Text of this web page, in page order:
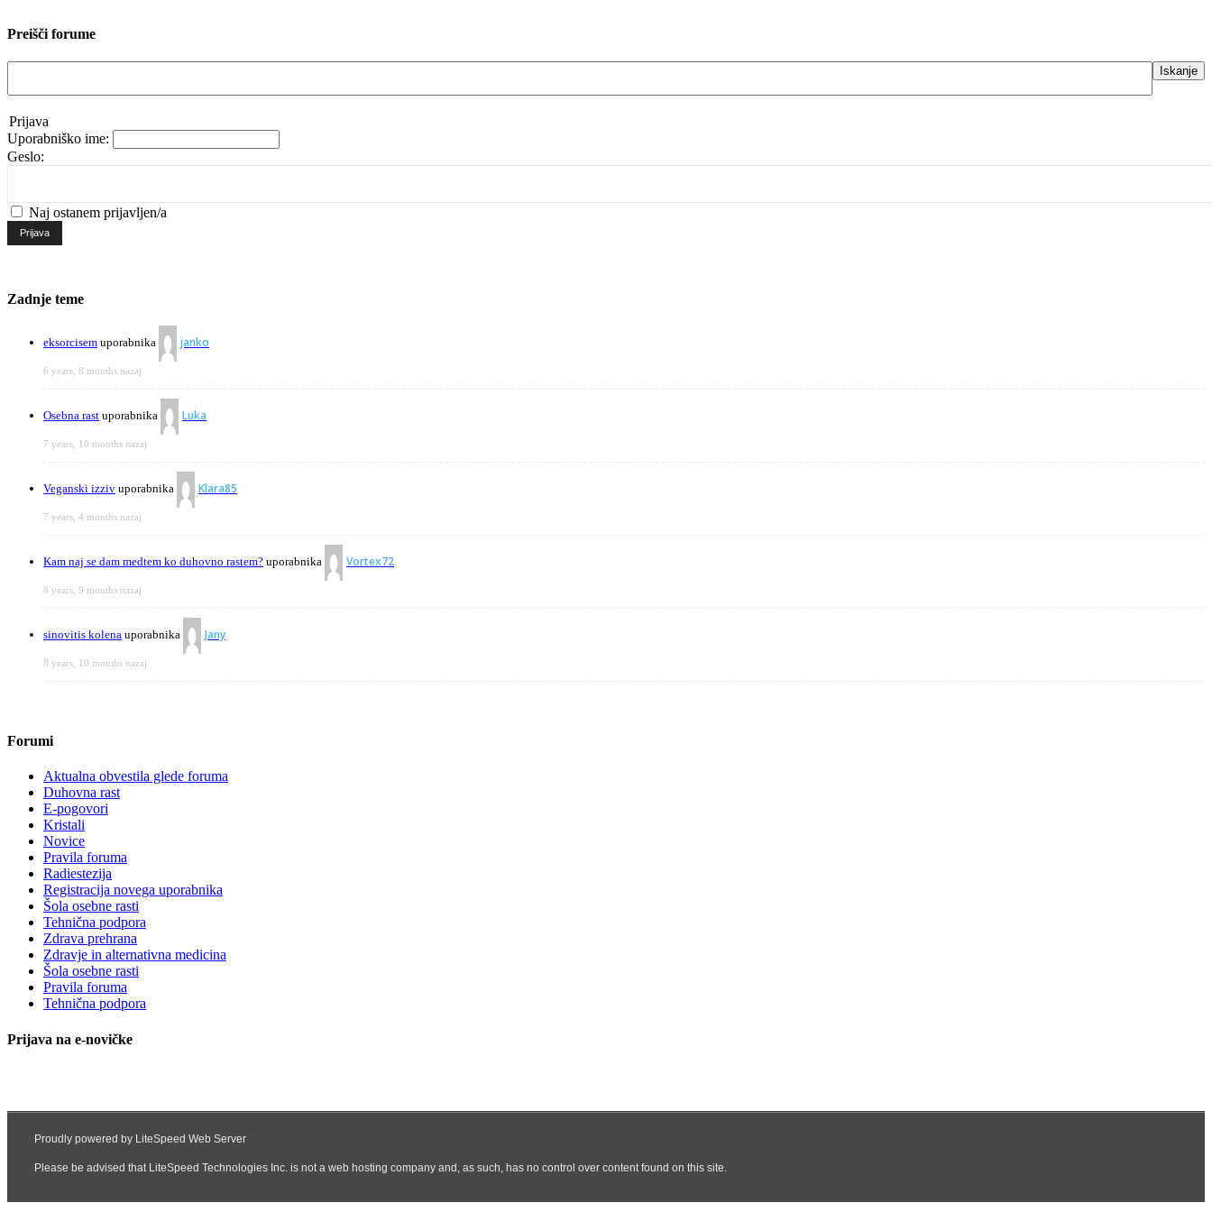
Preišči forume
Prijava
Uporabniško ime:
Geslo:
Naj ostanem prijavljen/a
Prijava
Zadnje teme
eksorcisem uporabnika janko
6 years, 8 months nazaj
Osebna rast uporabnika Luka
7 years, 10 months nazaj
Veganski izziv uporabnika Klara85
7 years, 4 months nazaj
Kam naj se dam medtem ko duhovno rastem? uporabnika Vortex72
8 years, 9 months nazaj
sinovitis kolena uporabnika Jany
8 years, 10 months nazaj
Forumi
Aktualna obvestila glede foruma
Duhovna rast
E-pogovori
Kristali
Novice
Pravila foruma
Radiestezija
Registracija novega uporabnika
Šola osebne rasti
Tehnična podpora
Zdrava prehrana
Zdravje in alternativna medicina
Šola osebne rasti
Pravila foruma
Tehnična podpora
Prijava na e-novičke